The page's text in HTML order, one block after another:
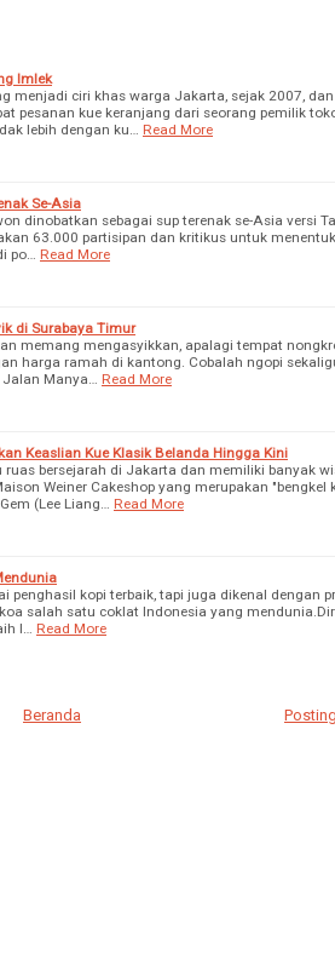
Imlek
menjadi ciri khas warga Jakarta, sejak 2007,
pesanan kue keranjang dari seorang pemilik
lebih dengan ku…
Read More
Se-Asia
dinobatkan sebagai sup terenak se-Asia versi
63.000 partisipan dan kritikus untuk
po…
Read More
di Surabaya Timur
memang mengasyikkan, apalagi tempat
harga ramah di kantong. Cobalah ngopi
Manya…
Read More
Keaslian Kue Klasik Belanda Hingga Kini
ruas bersejarah di Jakarta dan memiliki banyak
Weiner Cakeshop yang merupakan "bengkel
(Lee Liang…
Read More
penghasil kopi terbaik, tapi juga dikenal dengan
salah satu coklat Indonesia yang
I…
Read More
Beranda